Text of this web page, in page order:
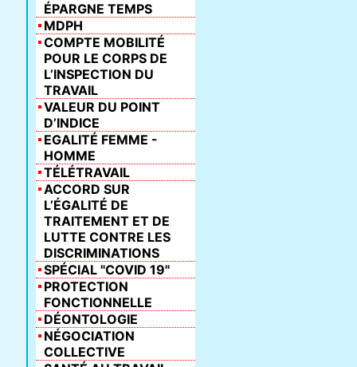
ÉPARGNE TEMPS
MDPH
COMPTE MOBILITÉ
POUR LE CORPS DE
L’INSPECTION DU
TRAVAIL
VALEUR DU POINT
D’INDICE
EGALITÉ FEMME -
HOMME
TÉLÉTRAVAIL
ACCORD SUR
L’ÉGALITÉ DE
TRAITEMENT ET DE
LUTTE CONTRE LES
DISCRIMINATIONS
SPÉCIAL "COVID 19"
PROTECTION
FONCTIONNELLE
DÉONTOLOGIE
NÉGOCIATION
COLLECTIVE